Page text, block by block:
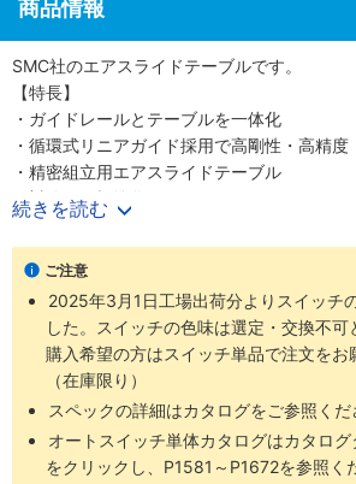
商品情報
SMC社のエアスライドテーブルです。
【特長】
・ガイドレールとテーブルを一体化
・循環式リニアガイド採用で高剛性・高精度
・精密組立用エアスライドテーブル
・対称形も標準化
・安全面を考慮したオートスイッチ取付溝
・豊富なオプション群
・耐荷重性の向上
・ワーク・ボディの取付再現性向上
・エンドプレート部強度アップ
・エンドプレートは超々ジュラルミンを使用
続きを読む
ご注意
2025年3月1日工場出荷分よりスイッチ
した。スイッチの色味は選定・交換不
購入希望の方はスイッチ単品で注文をお
（在庫限り）
スペックの詳細はカタログをご参照くだ
オートスイッチ単体カタログはカタログ
をクリックし、P1581～P1672を参照く